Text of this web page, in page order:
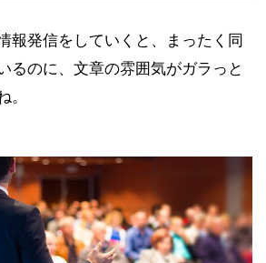
報発信をしていくと、まったく同
るのに、文章の雰囲気がガラっと
。